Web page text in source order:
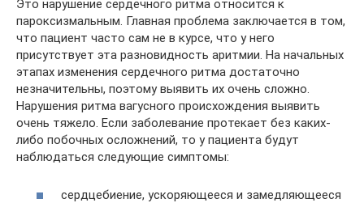
Это нарушение сердечного ритма относится к
пароксизмальным. Главная проблема заключается в том,
что пациент часто сам не в курсе, что у него
присутствует эта разновидность аритмии. На начальных
этапах изменения сердечного ритма достаточно
незначительны, поэтому выявить их очень сложно.
Нарушения ритма вагусного происхождения выявить
очень тяжело. Если заболевание протекает без каких-
либо побочных осложнений, то у пациента будут
наблюдаться следующие симптомы:
сердцебиение, ускоряющееся и замедляющееся